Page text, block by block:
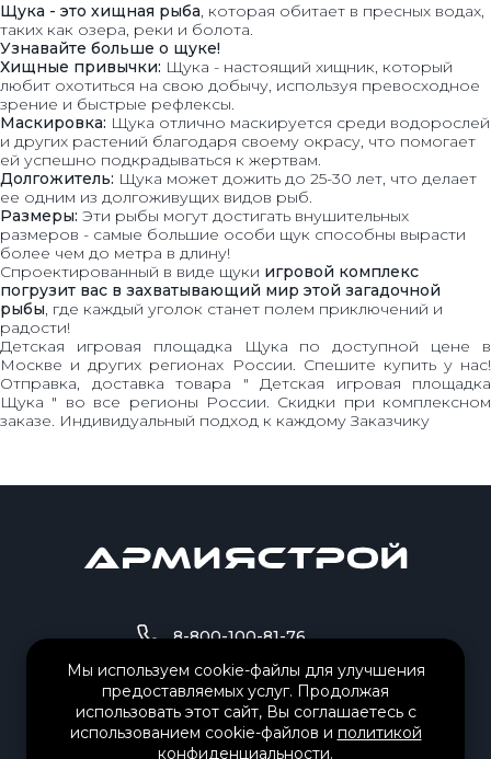
Щука - это хищная рыба, которая обитает в пресных водах,
таких как озера, реки и болота.
Узнавайте больше о щуке!
Хищные привычки: Щука - настоящий хищник, который
любит охотиться на свою добычу, используя превосходное
зрение и быстрые рефлексы.
Маскировка: Щука отлично маскируется среди водорослей
и других растений благодаря своему окрасу, что помогает
ей успешно подкрадываться к жертвам.
Долгожитель: Щука может дожить до 25-30 лет, что делает
ее одним из долгоживущих видов рыб.
Размеры: Эти рыбы могут достигать внушительных
размеров - самые большие особи щук способны вырасти
более чем до метра в длину!
Спроектированный в виде щуки игровой комплекс
погрузит вас в захватывающий мир этой загадочной
рыбы, где каждый уголок станет полем приключений и
радости!
Детская игровая площадка Щука по доступной цене в
Москве и других регионах России. Спешите купить у нас!
Отправка, доставка товара " Детская игровая площадка
Щука " во все регионы России. Скидки при комплексном
заказе. Индивидуальный подход к каждому Заказчику
8-800-100-81-76
8-995-503-84-01
fvs@sportarmy.ru
Мы используем cookie-файлы для улучшения
предоставляемых услуг. Продолжая
использовать этот сайт, Вы соглашаетесь с
использованием cookie-файлов и политикой
конфиденциальности.